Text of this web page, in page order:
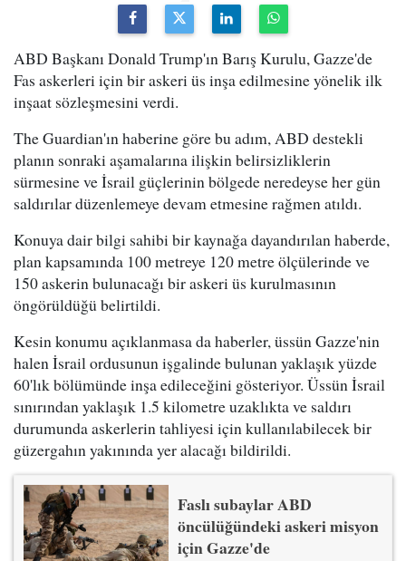
ABD Başkanı Donald Trump'ın Barış Kurulu, Gazze'de
Fas askerleri için bir askeri üs inşa edilmesine yönelik ilk
inşaat sözleşmesini verdi.
The Guardian'ın haberine göre bu adım, ABD destekli
planın sonraki aşamalarına ilişkin belirsizliklerin
sürmesine ve İsrail güçlerinin bölgede neredeyse her gün
saldırılar düzenlemeye devam etmesine rağmen atıldı.
Konuya dair bilgi sahibi bir kaynağa dayandırılan haberde,
plan kapsamında 100 metreye 120 metre ölçülerinde ve
150 askerin bulunacağı bir askeri üs kurulmasının
öngörüldüğü belirtildi.
Kesin konumu açıklanmasa da haberler, üssün Gazze'nin
halen İsrail ordusunun işgalinde bulunan yaklaşık yüzde
60'lık bölümünde inşa edileceğini gösteriyor. Üssün İsrail
sınırından yaklaşık 1.5 kilometre uzaklıkta ve saldırı
durumunda askerlerin tahliyesi için kullanılabilecek bir
güzergahın yakınında yer alacağı bildirildi.
Faslı subaylar ABD
öncülüğündeki askeri misyon
için Gazze'de